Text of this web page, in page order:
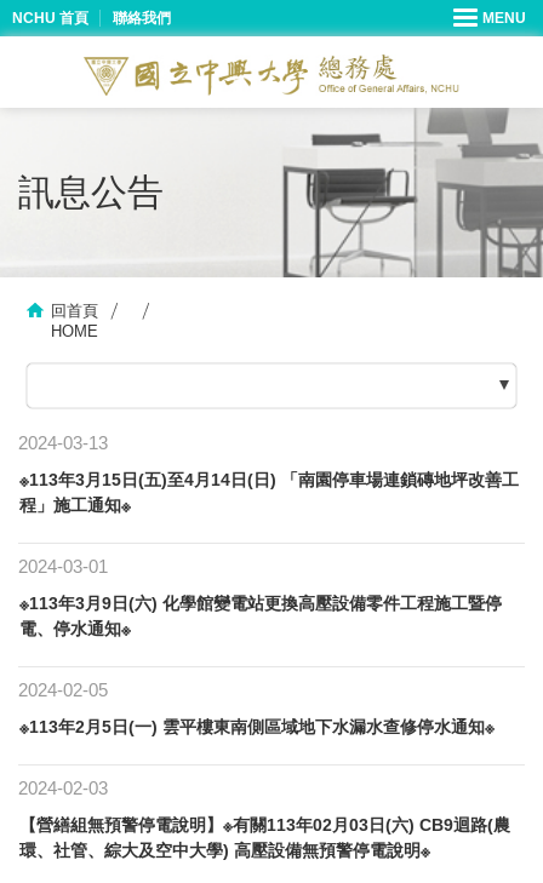
NCHU 首頁 聯絡我們
訊息公告
回首頁
HOME
2024-03-13
※113年3月15日(五)至4月14日(日) 「南園停車場連鎖磚地坪改善工
程」施工通知※
2024-03-01
※113年3月9日(六) 化學館變電站更換高壓設備零件工程施工暨停
電、停水通知※
2024-02-05
※113年2月5日(一) 雲平樓東南側區域地下水漏水查修停水通知※
2024-02-03
【營繕組無預警停電說明】※有關113年02月03日(六) CB9迴路(農
環、社管、綜大及空中大學) 高壓設備無預警停電說明※